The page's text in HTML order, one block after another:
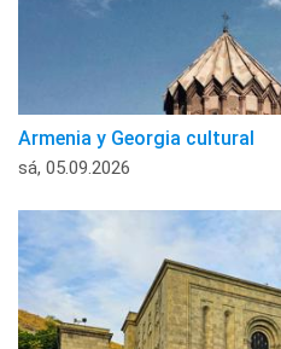
Armenia y Georgia cultural
sá, 05.09.2026